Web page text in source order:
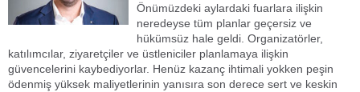
Önümüzdeki aylardaki fuarlara ilişkin
neredeyse tüm planlar geçersiz ve
hükümsüz hale geldi. Organizatörler,
katılımcılar, ziyaretçiler ve üstleniciler planlamaya ilişkin
güvencelerini kaybediyorlar. Henüz kazanç ihtimali yokken peşin
ödenmiş yüksek maliyetlerinin yanısıra son derece sert ve keskin